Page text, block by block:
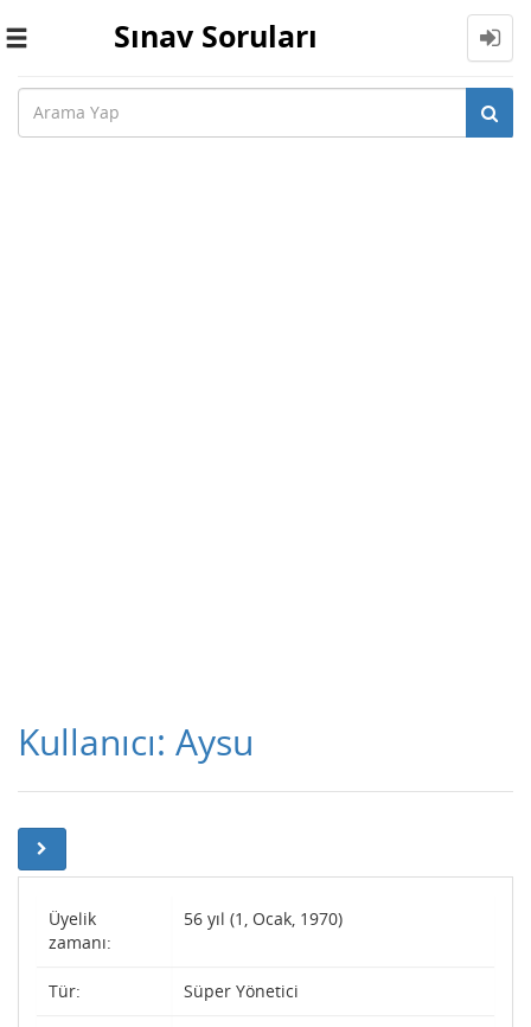
Toggle
Sınav Soruları
Kullanıcı: Aysu
Üyelik
zamanı:
56 yıl (1, Ocak, 1970)
Tür: Süper Yönetici